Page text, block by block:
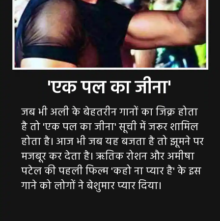
जब भी अली के बेहतरीन गानों का जिक्र होता
है तो 'एक पल का जीना' सूची में जरूर शामिल
होता है। आज भी जब यह बजता है तो झूमने पर
मजबूर कर देता है। ऋतिक रोशन और अमीषा
पटेल की पहली फिल्म 'कहो ना प्यार है' के इस